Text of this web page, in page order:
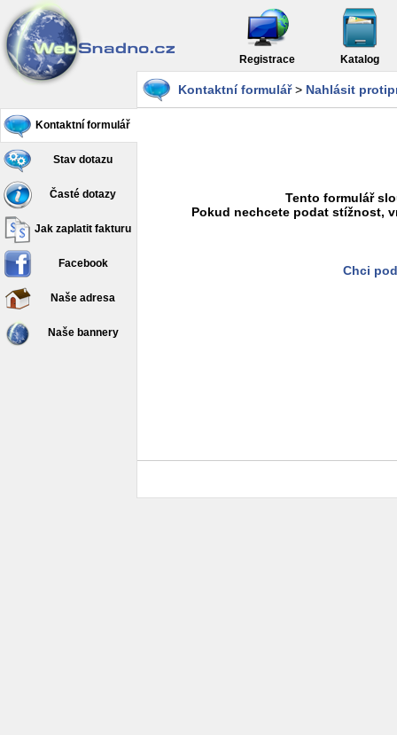
Registrace Katalog
Kontaktní formulář
Stav dotazu
Časté dotazy
Jak zaplatit fakturu
Facebook
Naše adresa
Naše bannery
Kontaktní formulář> Nahlásit
Tento formulář
Pokud nechcete podat stížnost,
Chci